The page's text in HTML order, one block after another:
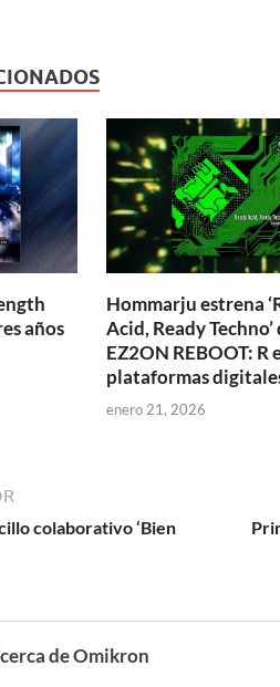
años
Hommarju estrena
Acid, Ready Techno’
EZ2ON REBOOT: R
plataformas
enero 21, 2026
colaborativo ‘Bien
de Omikron